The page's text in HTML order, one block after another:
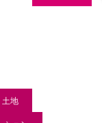
土地